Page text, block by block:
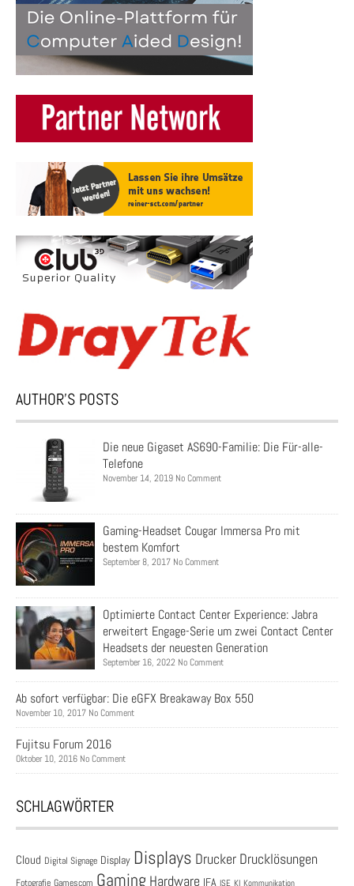
AUTHOR’S POSTS
Die neue Gigaset AS690-Familie: Die Für-alle-
Telefone
November 14, 2019 No Comment
Gaming-Headset Cougar Immersa Pro mit
bestem Komfort
September 8, 2017 No Comment
Optimierte Contact Center Experience: Jabra
erweitert Engage-Serie um zwei Contact Center
Headsets der neuesten Generation
September 16, 2022 No Comment
Ab sofort verfügbar: Die eGFX Breakaway Box 550
November 10, 2017 No Comment
Fujitsu Forum 2016
Oktober 10, 2016 No Comment
SCHLAGWÖRTER
Cloud Digital Signage Display Displays Drucker Drucklösungen
Fotografie Gamescom Gaming Hardware IFA ISE KI Kommunikation